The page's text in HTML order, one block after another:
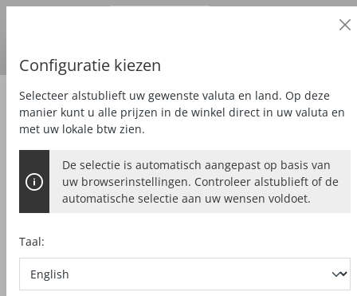
Zubehör Speciale toebehoren
EENHANDKLEM F-SZ 180MM
2 stuks,voor het vastklemmen van de
Configuratie kiezen
Selecteer alstublieft uw gewenste valuta en land. Op deze
manier kunt u alle prijzen in de winkel direct in uw valuta en
met uw lokale btw zien.
De selectie is automatisch aangepast op basis van
uw browserinstellingen. Controleer alstublieft of de
automatische selectie aan uw wensen voldoet.
Taal: